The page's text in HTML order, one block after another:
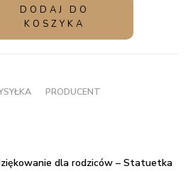
DODAJ DO
KOSZYKA
PRODUCENT
dla rodziców – Statuetka